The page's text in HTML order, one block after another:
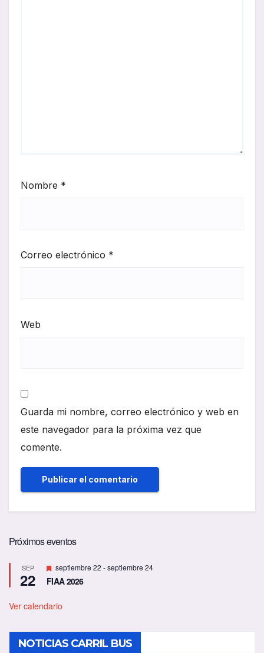
Nombre *
Correo electrónico *
Web
Guarda mi nombre, correo electrónico y web en
este navegador para la próxima vez que
comente.
Próximos eventos
SEP
22
D
e
s
a
d
o
septiembre 22 -septiembre 24
FIAA 2026
Ver calendario
NOTICIAS CARRIL BUS